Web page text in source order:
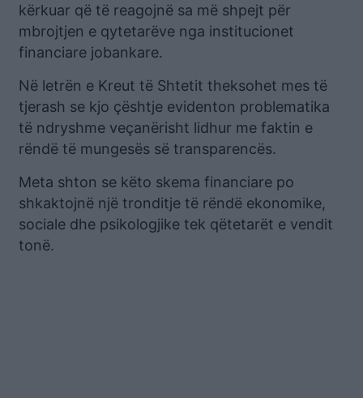
kërkuar që të reagojnë sa më shpejt për
mbrojtjen e qytetarëve nga institucionet
financiare jobankare.
Në letrën e Kreut të Shtetit theksohet mes të
tjerash se kjo çështje evidenton problematika
të ndryshme veçanërisht lidhur me faktin e
rëndë të mungesës së transparencës.
Meta shton se këto skema financiare po
shkaktojnë një tronditje të rëndë ekonomike,
sociale dhe psikologjike tek qëtetarët e vendit
tonë.